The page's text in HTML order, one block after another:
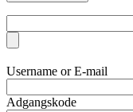
Username or E-mail
Adgangskode